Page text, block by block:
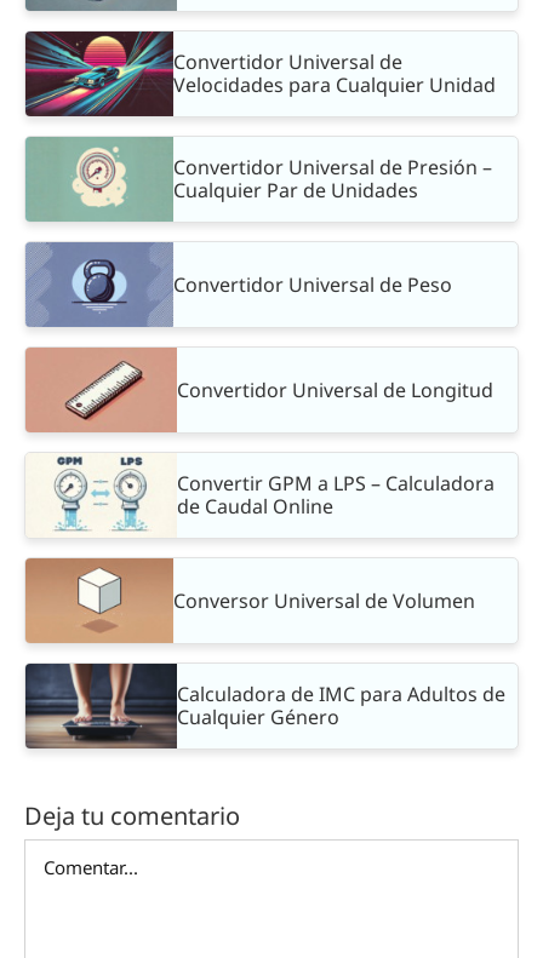
Convertidor Universal de
Velocidades para Cualquier Unidad
Convertidor Universal de Presión –
Cualquier Par de Unidades
Convertidor Universal de Peso
Convertidor Universal de Longitud
Convertir GPM a LPS – Calculadora
de Caudal Online
Conversor Universal de Volumen
Calculadora de IMC para Adultos de
Cualquier Género
Deja tu comentario